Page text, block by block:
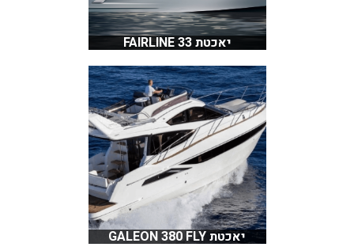
יאכטת FAIRLINE 33
יאכטת GALEON 380 FLY